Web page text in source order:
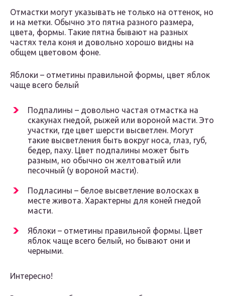
Отмастки могут указывать не только на оттенок, но
и на метки. Обычно это пятна разного размера,
цвета, формы. Такие пятна бывают на разных
частях тела коня и довольно хорошо видны на
общем цветовом фоне.
Яблоки – отметины правильной формы, цвет яблок
чаще всего белый
Подпалины – довольно частая отмастка на
скакунах гнедой, рыжей или вороной масти. Это
участки, где цвет шерсти высветлен. Могут
такие высветления быть вокруг носа, глаз, губ,
бедер, паху. Цвет подпалины может быть
разным, но обычно он желтоватый или
песочный (у вороной масти).
Подласины – белое высветление волосках в
месте живота. Характерны для коней гнедой
масти.
Яблоки – отметины правильной формы. Цвет
яблок чаще всего белый, но бывают они и
черными.
Интересно!